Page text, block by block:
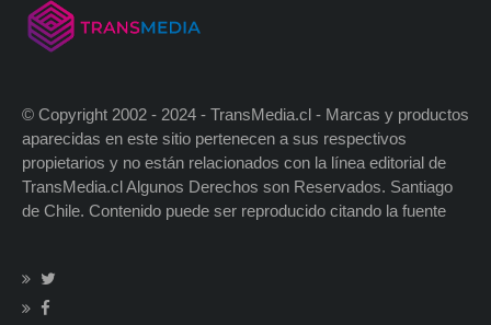
© Copyright 2002 - 2024 - TransMedia.cl - Marcas y productos
aparecidas en este sitio pertenecen a sus respectivos
propietarios y no están relacionados con la línea editorial de
TransMedia.cl Algunos Derechos son Reservados. Santiago
de Chile. Contenido puede ser reproducido citando la fuente